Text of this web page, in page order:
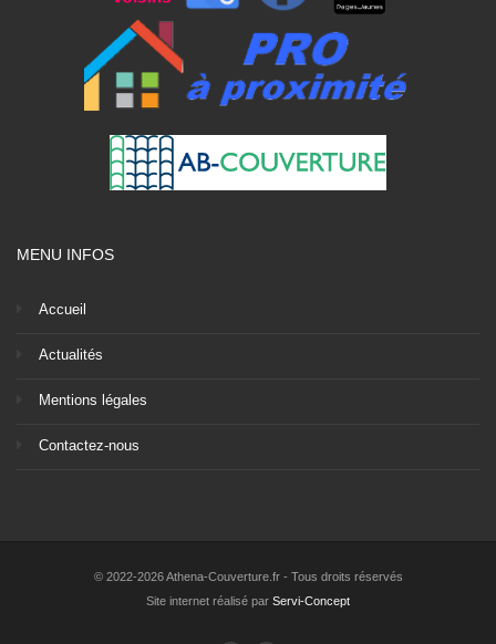
MENU INFOS
Accueil
Actualités
Mentions légales
Contactez-nous
© 2022-2026 Athena-Couverture.fr - Tous droits réservés
Site internet réalisé par Servi-Concept